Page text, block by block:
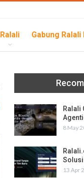
Ralali Gabung Ralali
Ralali
8 May
Solusi
13 Apr